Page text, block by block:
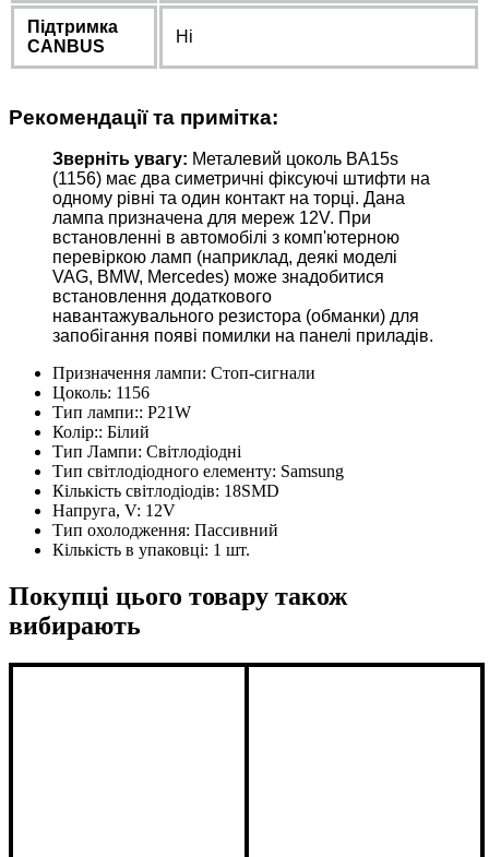
Підтримка
CANBUS
Ні
Рекомендації та примітка:
Зверніть увагу: Металевий цоколь BA15s
(1156) має два симетричні фіксуючі штифти на
одному рівні та один контакт на торці. Дана
лампа призначена для мереж 12V. При
встановленні в автомобілі з комп'ютерною
перевіркою ламп (наприклад, деякі моделі
VAG, BMW, Mercedes) може знадобитися
встановлення додаткового
навантажувального резистора (обманки) для
запобігання появі помилки на панелі приладів.
Призначення лампи: Стоп-сигнали
Цоколь: 1156
Тип лампи:: P21W
Колір:: Білий
Тип Лампи: Світлодіодні
Тип світлодіодного елементу: Samsung
Кількість світлодіодів: 18SMD
Напруга, V: 12V
Тип охолодження: Пассивний
Кількість в упаковці: 1 шт.
Покупці цього товару також
вибирають